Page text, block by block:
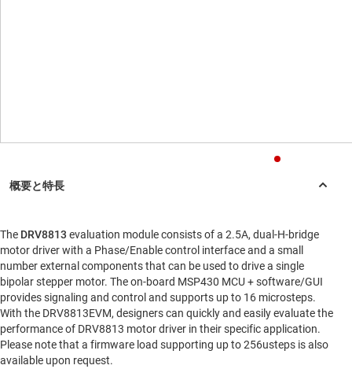
The DRV8813 evaluation module consists of a 2.5A, dual-H-bridge
motor driver with a Phase/Enable control interface and a small
number external components that can be used to drive a single
bipolar stepper motor. The on-board MSP430 MCU + software/GUI
provides signaling and control and supports up to 16 microsteps.
With the DRV8813EVM, designers can quickly and easily evaluate the
performance of DRV8813 motor driver in their specific application.
Please note that a firmware load supporting up to 256usteps is also
available upon request.